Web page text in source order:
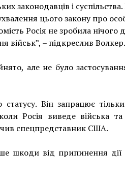
законодавців і
цього закону про
Росія не зробила нічого
військ”, – підкреслив Волкер.
але не було
Він запрацює
Росія виведе війська та
спецпредставник США.
шкоди від припинення дії